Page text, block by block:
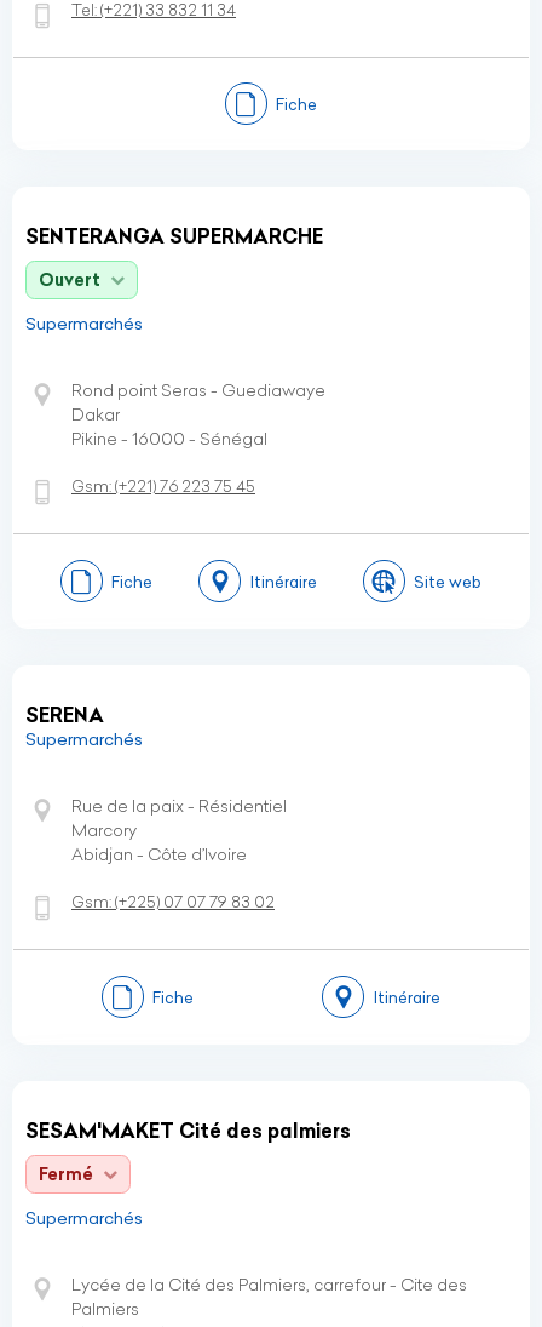
Tel:(+221) 33 832 11 34
Fiche
SENTERANGA SUPERMARCHE
Ouvert
Supermarchés
Rond point Seras - Guediawaye
Dakar
Pikine - 16000 - Sénégal
Gsm:(+221)76 223 75 45
Fiche Itinéraire Site web
SERENA
Supermarchés
Rue de la paix - Résidentiel
Marcory
Abidjan - Côte d’Ivoire
Gsm:(+225) 07 07 79 83 02
Fiche Itinéraire
SESAM'MAKET Cité des palmiers
Fermé
Supermarchés
Lycée de la Cité des Palmiers, carrefour - Cite des
Palmiers